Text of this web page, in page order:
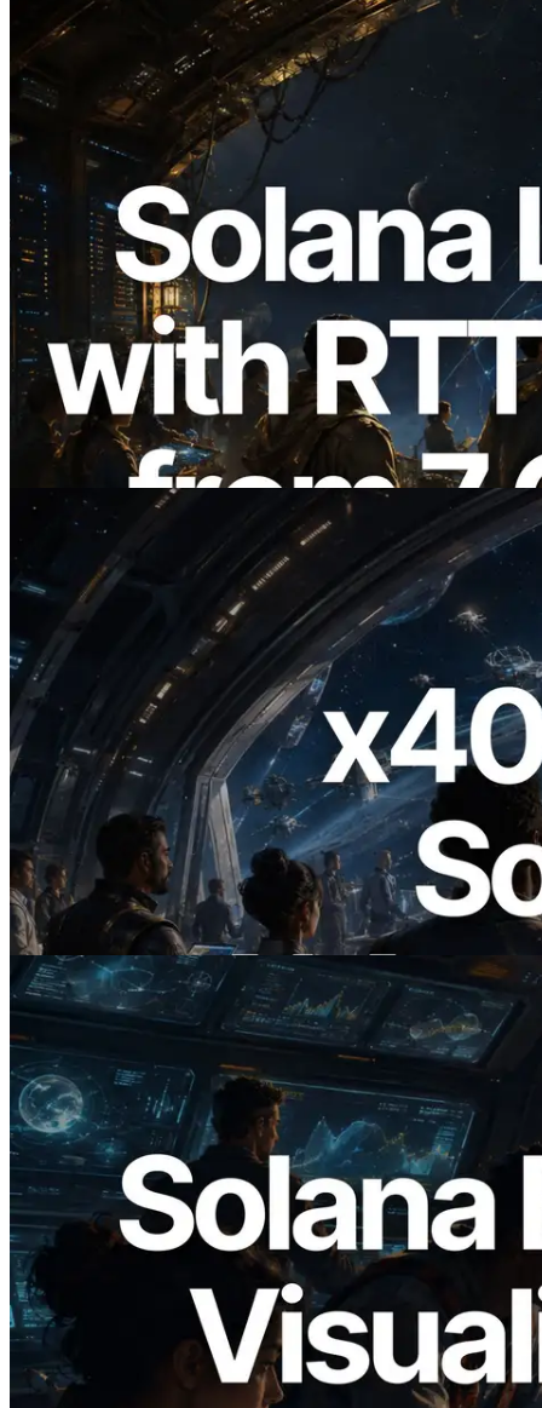
2026.08.05
ERPC erweitert Solana Leader Slot API
um Ping-Messung aus 7 globalen
Regionen — Validators Information API
ebenfalls gestartet
Lesen Sie diesen Artikel
2026.07.04
ERPC startet x402-fähige Solana RPC —
Der Beginn einer Ära, in der KI-Agenten
APIs bei Bedarf bezahlen
Lesen Sie diesen Artikel
2026.05.24
Validators Solutions veröffentlicht Solana
Block Analyzer – Visualisierung der
Blockproduktionszeit pro Slot und der
zugewiesenen Validatoren